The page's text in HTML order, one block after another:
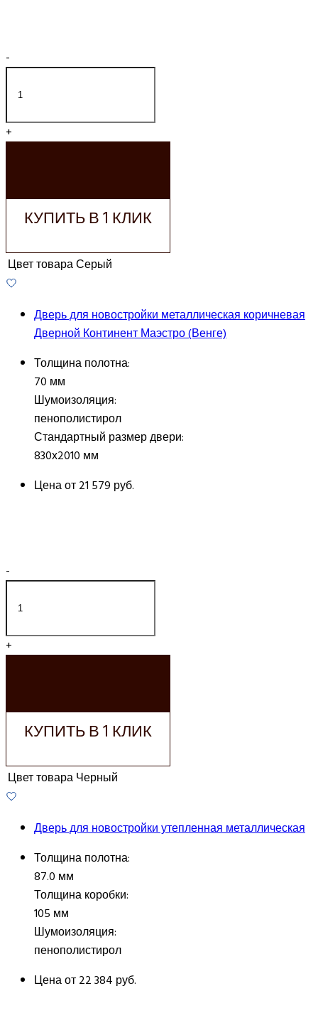
-
+
КУПИТЬ В 1 КЛИК
Цвет товараСерый
Дверь для новостройки металлическая коричневая
Дверной Континент Маэстро (Венге)
Толщина полотна:
70 мм
Шумоизоляция:
пенополистирол
Стандартный размер двери:
830х2010 мм
Цена от21 579 руб.
-
+
КУПИТЬ В 1 КЛИК
Цвет товараЧерный
Дверь для новостройки утепленная металлическая
Толщина полотна:
87.0 мм
Толщина коробки:
105 мм
Шумоизоляция:
пенополистирол
Цена от22 384 руб.